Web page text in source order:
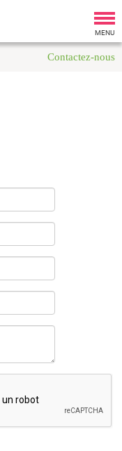
MENU
Contactez-nous